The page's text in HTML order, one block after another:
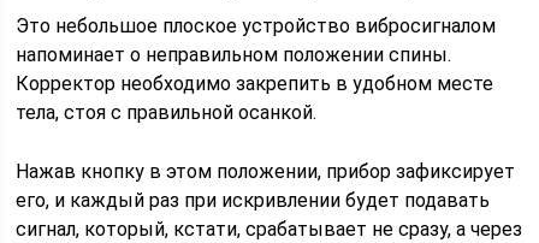
Это небольшое плоское устройство вибросигналом
напоминает о неправильном положении спины.
Корректор необходимо закрепить в удобном месте
тела, стоя с правильной осанкой.
Нажав кнопку в этом положении, прибор зафиксирует
его, и каждый раз при искривлении будет подавать
сигнал, который, кстати, срабатывает не сразу, а через